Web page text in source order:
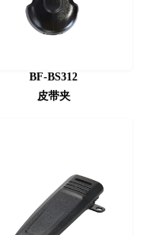
BF-BS312
皮带夹